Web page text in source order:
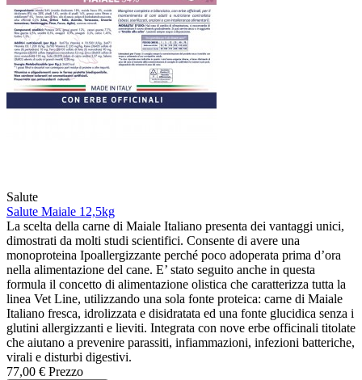
Salute
Salute Maiale 12,5kg
La scelta della carne di Maiale Italiano presenta dei vantaggi unici,
dimostrati da molti studi scientifici. Consente di avere una
monoproteina Ipoallergizzante perché poco adoperata prima d’ora
nella alimentazione del cane. E’ stato seguito anche in questa
formula il concetto di alimentazione olistica che caratterizza tutta la
linea Vet Line, utilizzando una sola fonte proteica: carne di Maiale
Italiano fresca, idrolizzata e disidratata ed una fonte glucidica senza i
glutini allergizzanti e lieviti. Integrata con nove erbe officinali titolate
che aiutano a prevenire parassiti, infiammazioni, infezioni batteriche,
virali e disturbi digestivi.
77,00 € Prezzo